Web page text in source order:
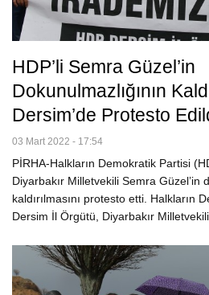
HDP’li Semra Güzel’in
Dokunulmazlığının
Dersim’de Protesto
03 Mart 2022 - 17:54
PİRHA-Halkların Demokratik Partisi
Diyarbakır Milletvekili Semra Güzel’in
kaldırılmasını protesto etti. Halkların
Dersim İl Örgütü, Diyarbakır